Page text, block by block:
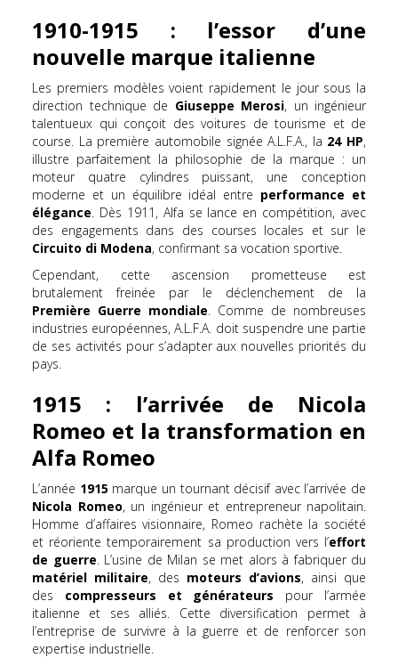
1910-1915 : l’essor d’une
nouvelle marque italienne
Les premiers modèles voient rapidement le jour sous la
direction technique de Giuseppe Merosi, un ingénieur
talentueux qui conçoit des voitures de tourisme et de
course. La première automobile signée A.L.F.A., la 24 HP,
illustre parfaitement la philosophie de la marque : un
moteur quatre cylindres puissant, une conception
moderne et un équilibre idéal entre performance et
élégance. Dès 1911, Alfa se lance en compétition, avec
des engagements dans des courses locales et sur le
Circuito di Modena, confirmant sa vocation sportive.
Cependant, cette ascension prometteuse est
brutalement freinée par le déclenchement de la
Première Guerre mondiale. Comme de nombreuses
industries européennes, A.L.F.A. doit suspendre une partie
de ses activités pour s’adapter aux nouvelles priorités du
pays.
1915 : l’arrivée de Nicola
Romeo et la transformation en
Alfa Romeo
L’année 1915marque un tournant décisif avec l’arrivée de
Nicola Romeo, un ingénieur et entrepreneur napolitain.
Homme d’affaires visionnaire, Romeo rachète la société
et réoriente temporairement sa production vers l’effort
de guerre. L’usine de Milan se met alors à fabriquer du
matériel militaire, des moteurs d’avions, ainsi que
des compresseurs et générateurs pour l’armée
italienne et ses alliés. Cette diversification permet à
l’entreprise de survivre à la guerre et de renforcer son
expertise industrielle.